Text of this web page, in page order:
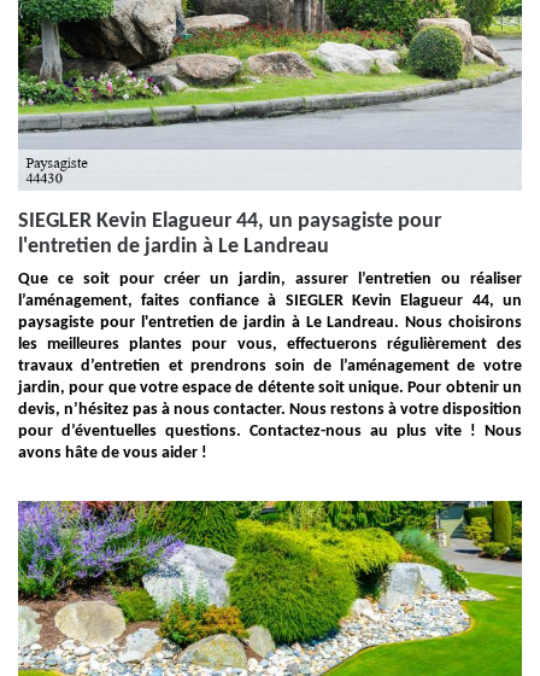
SIEGLER Kevin Elagueur 44, un paysagiste pour
l'entretien de jardin à Le Landreau
Que ce soit pour créer un jardin, assurer l’entretien ou réaliser
l’aménagement, faites confiance à SIEGLER Kevin Elagueur 44, un
paysagiste pour l'entretien de jardin à Le Landreau. Nous choisirons
les meilleures plantes pour vous, effectuerons régulièrement des
travaux d’entretien et prendrons soin de l’aménagement de votre
jardin, pour que votre espace de détente soit unique. Pour obtenir un
devis, n’hésitez pas à nous contacter. Nous restons à votre disposition
pour d’éventuelles questions. Contactez-nous au plus vite ! Nous
avons hâte de vous aider !